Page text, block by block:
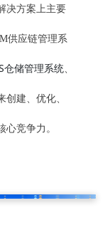
决方案上主要
供应链管理系
仓储管理系统
建、优化、
竞争力。